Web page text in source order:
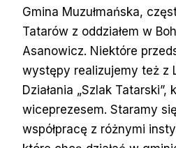
Gmina Muzułmańska,
Tatarów z oddziałem w
Asanowicz. Niektóre
występy realizujemy też z
Działania „Szlak Tatarski”,
wiceprezesem. Staramy
współpracę z różnymi